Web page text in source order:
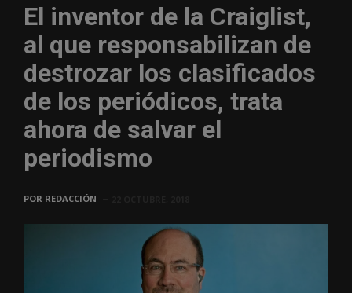
El inventor de la Craiglist,
al que responsabilizan de
destrozar los clasificados
de los periódicos, trata
ahora de salvar el
periodismo
POR REDACCIÓN